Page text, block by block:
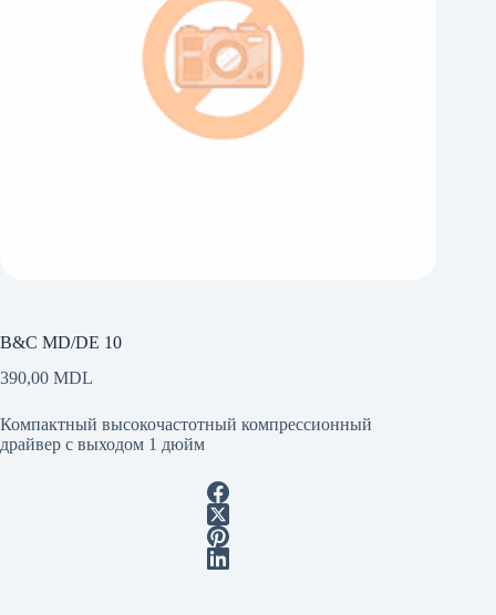
B&C MD/DE 10
390,00 MDL
Компактный высокочастотный компрессионный
драйвер с выходом 1 дюйм